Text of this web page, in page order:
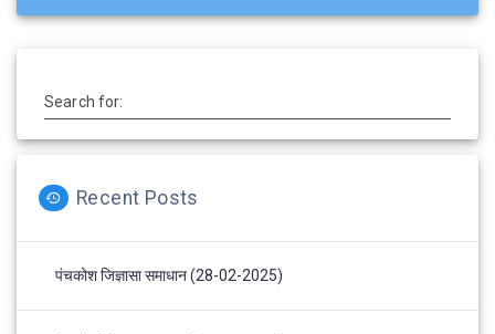
Search for:
Recent Posts
पंचकोश जिज्ञासा समाधान (28-02-2025)